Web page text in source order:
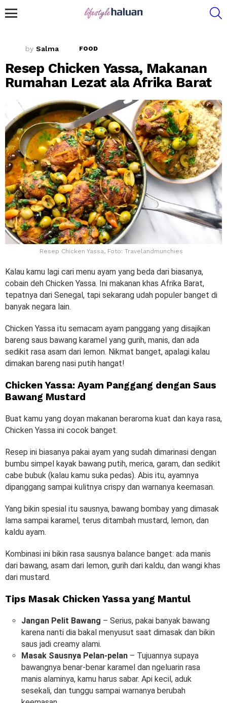
by Salma FOOD
Resep Chicken Yassa, Makanan
Rumahan Lezat ala Afrika Barat
Resep Chicken Yassa, Foto: Travelandmunchies
Kalau kamu lagi cari menu ayam yang beda dari biasanya,
cobain deh Chicken Yassa. Ini makanan khas Afrika Barat,
tepatnya dari Senegal, tapi sekarang udah populer banget di
banyak negara lain.
Chicken Yassa itu semacam ayam panggang yang disajikan
bareng saus bawang karamel yang gurih, manis, dan ada
sedikit rasa asam dari lemon. Nikmat banget, apalagi kalau
dimakan bareng nasi putih hangat!
Chicken Yassa: Ayam Panggang dengan Saus
Bawang Mustard
Buat kamu yang doyan makanan beraroma kuat dan kaya rasa,
Chicken Yassa ini cocok banget.
Resep ini biasanya pakai ayam yang sudah dimarinasi dengan
bumbu simpel kayak bawang putih, merica, garam, dan sedikit
cabe bubuk (kalau kamu suka pedas). Abis itu, ayamnya
dipanggang sampai kulitnya crispy dan warnanya keemasan.
Yang bikin spesial itu sausnya, bawang bombay yang dimasak
lama sampai karamel, terus ditambah mustard, lemon, dan
kaldu ayam.
Kombinasi ini bikin rasa sausnya balance banget: ada manis
dari bawang, asam dari lemon, gurih dari kaldu, dan wangi khas
dari mustard.
Tips Masak Chicken Yassa yang Mantul
Jangan Pelit Bawang – Serius, pakai banyak bawang
karena nanti dia bakal menyusut saat dimasak dan bikin
saus jadi creamy alami.
Masak Sausnya Pelan-pelan – Tujuannya supaya
bawangnya benar-benar karamel dan ngeluarin rasa
manis alaminya, kamu harus sabar. Api kecil, aduk
sesekali, dan tunggu sampai warnanya berubah